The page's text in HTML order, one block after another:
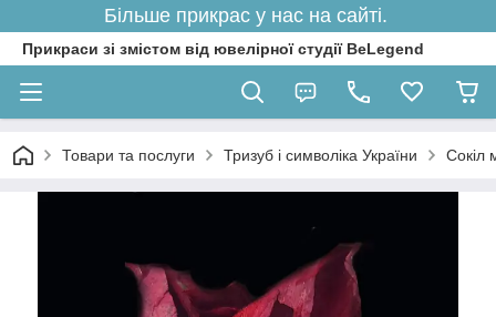
Більше прикрас у нас на сайті.
Прикраси зі змістом від ювелірної студії BeLegend
Товари та послуги Тризуб і символіка України Сокіл